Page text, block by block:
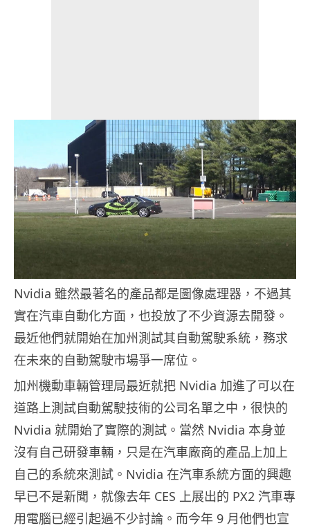
Nvidia 雖然最著名的產品都是圖像處理器，不過其
實在汽車自動化方面，也投放了不少資源去開發。
最近他們就開始在加州測試其自動駕駛系統，務求
在未來的自動駕駛市場爭一席位。
加州機動車輛管理局最近就把 Nvidia 加進了可以在
道路上測試自動駕駛技術的公司名單之中，很快的
Nvidia 就開始了實際的測試。當然 Nvidia 本身並
沒有自己研發車輛，只是在汽車廠商的產品上加上
自己的系統來測試。Nvidia 在汽車系統方面的興趣
早已不是新聞，就像去年 CES 上展出的 PX2 汽車專
用電腦已經引起過不少討論。而今年 9 月他們也宣